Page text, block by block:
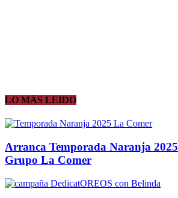
LO MÁS LEIDO
Arranca Temporada Naranja
Grupo La Comer